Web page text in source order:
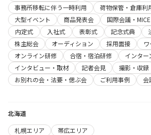
事務所移転に伴う一時利用
荷物保管・倉庫利
大型イベント
商品発表会 国際会議・MICE
内定式
入社式 表彰式 記念式典
株主総会
オーディション 採用面接
オンライン研修
合宿・宿泊研修
インター
インタビュー・取材
記者会見
撮影・収録
お別れの会・法要・偲ぶ会
ご利用事例 会
北海道
札幌エリア
帯広エリア